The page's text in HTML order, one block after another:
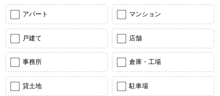
アパート マンション
戸建て 店舗
事務所 倉庫・工場
貸土地 駐車場